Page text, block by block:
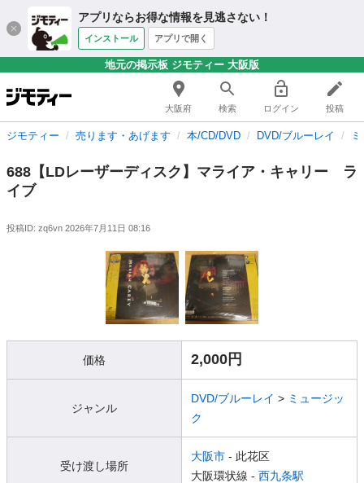
アプリならお得な情報を見逃さない！
インストール アプリで開く
地元の掲示板 ジモティー 大阪版
大阪府 検索 ログイン 投稿
ジモティー 売ります・あげます 本/CD/DVD DVD/ブルーレイ
688【LDレーザーディスク】マライア・キャリー ラ
イブ
投稿ID: zq6vn 2026年7月11日 08:16
価格 2,000円
ジャンル
DVD/ブルーレイ > ミュージッ
ク
受け渡し場所
大阪市 - 此花区
大阪環状線 - 西九条駅